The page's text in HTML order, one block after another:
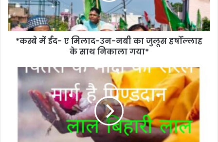
*कस्बे में ईद- ए मिलाद-उन-नबी का जुलूस हर्षोल्लाह
के साथ निकाला गया*